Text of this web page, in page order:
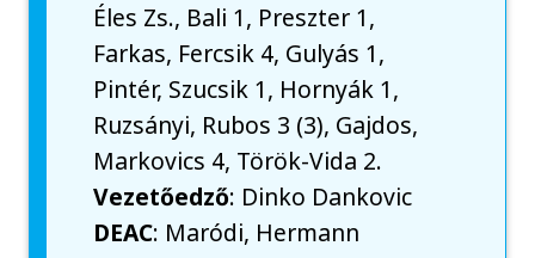
Éles Zs., Bali 1, Preszter 1,
Farkas, Fercsik 4, Gulyás 1,
Pintér, Szucsik 1, Hornyák 1,
Ruzsányi, Rubos 3 (3), Gajdos,
Markovics 4, Török-Vida 2.
Vezetőedző: Dinko Dankovic
DEAC: Maródi, Hermann